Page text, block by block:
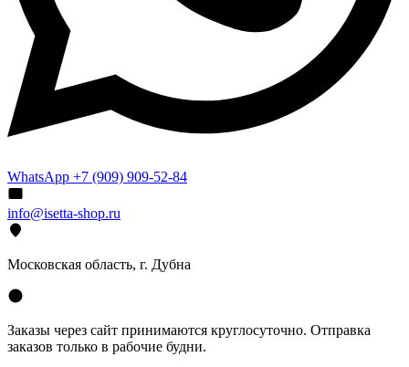
WhatsApp +7 (909) 909-52-84
info@isetta-shop.ru
Московская область, г. Дубна
Заказы через сайт принимаются круглосуточно. Отправка
заказов только в рабочие будни.